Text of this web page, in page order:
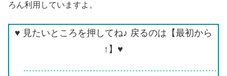
ろん利用していますよ。
♥ 見たいところを押してね♪ 戻るのは【最初から
↑】♥